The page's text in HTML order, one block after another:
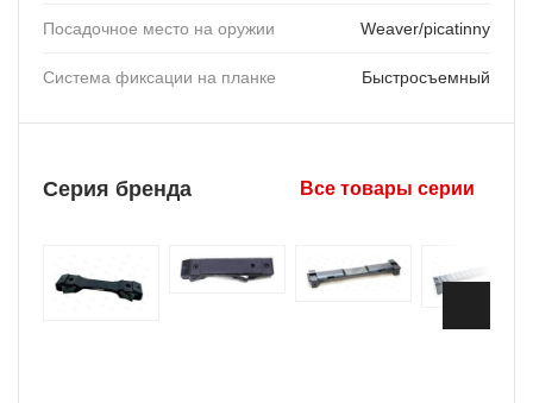
Посадочное место на оружии Weaver/picatinny
Система фиксации на планке Быстросъемный
Серия бренда Все товары серии